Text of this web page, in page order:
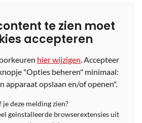
te zien moet
accepteren
hier wijzigen. Accepteer
"Opties beheren" minimaal:
apparaat opslaan en/of openen".
je deze melding zien?
geinstalleerde browserextensies uit